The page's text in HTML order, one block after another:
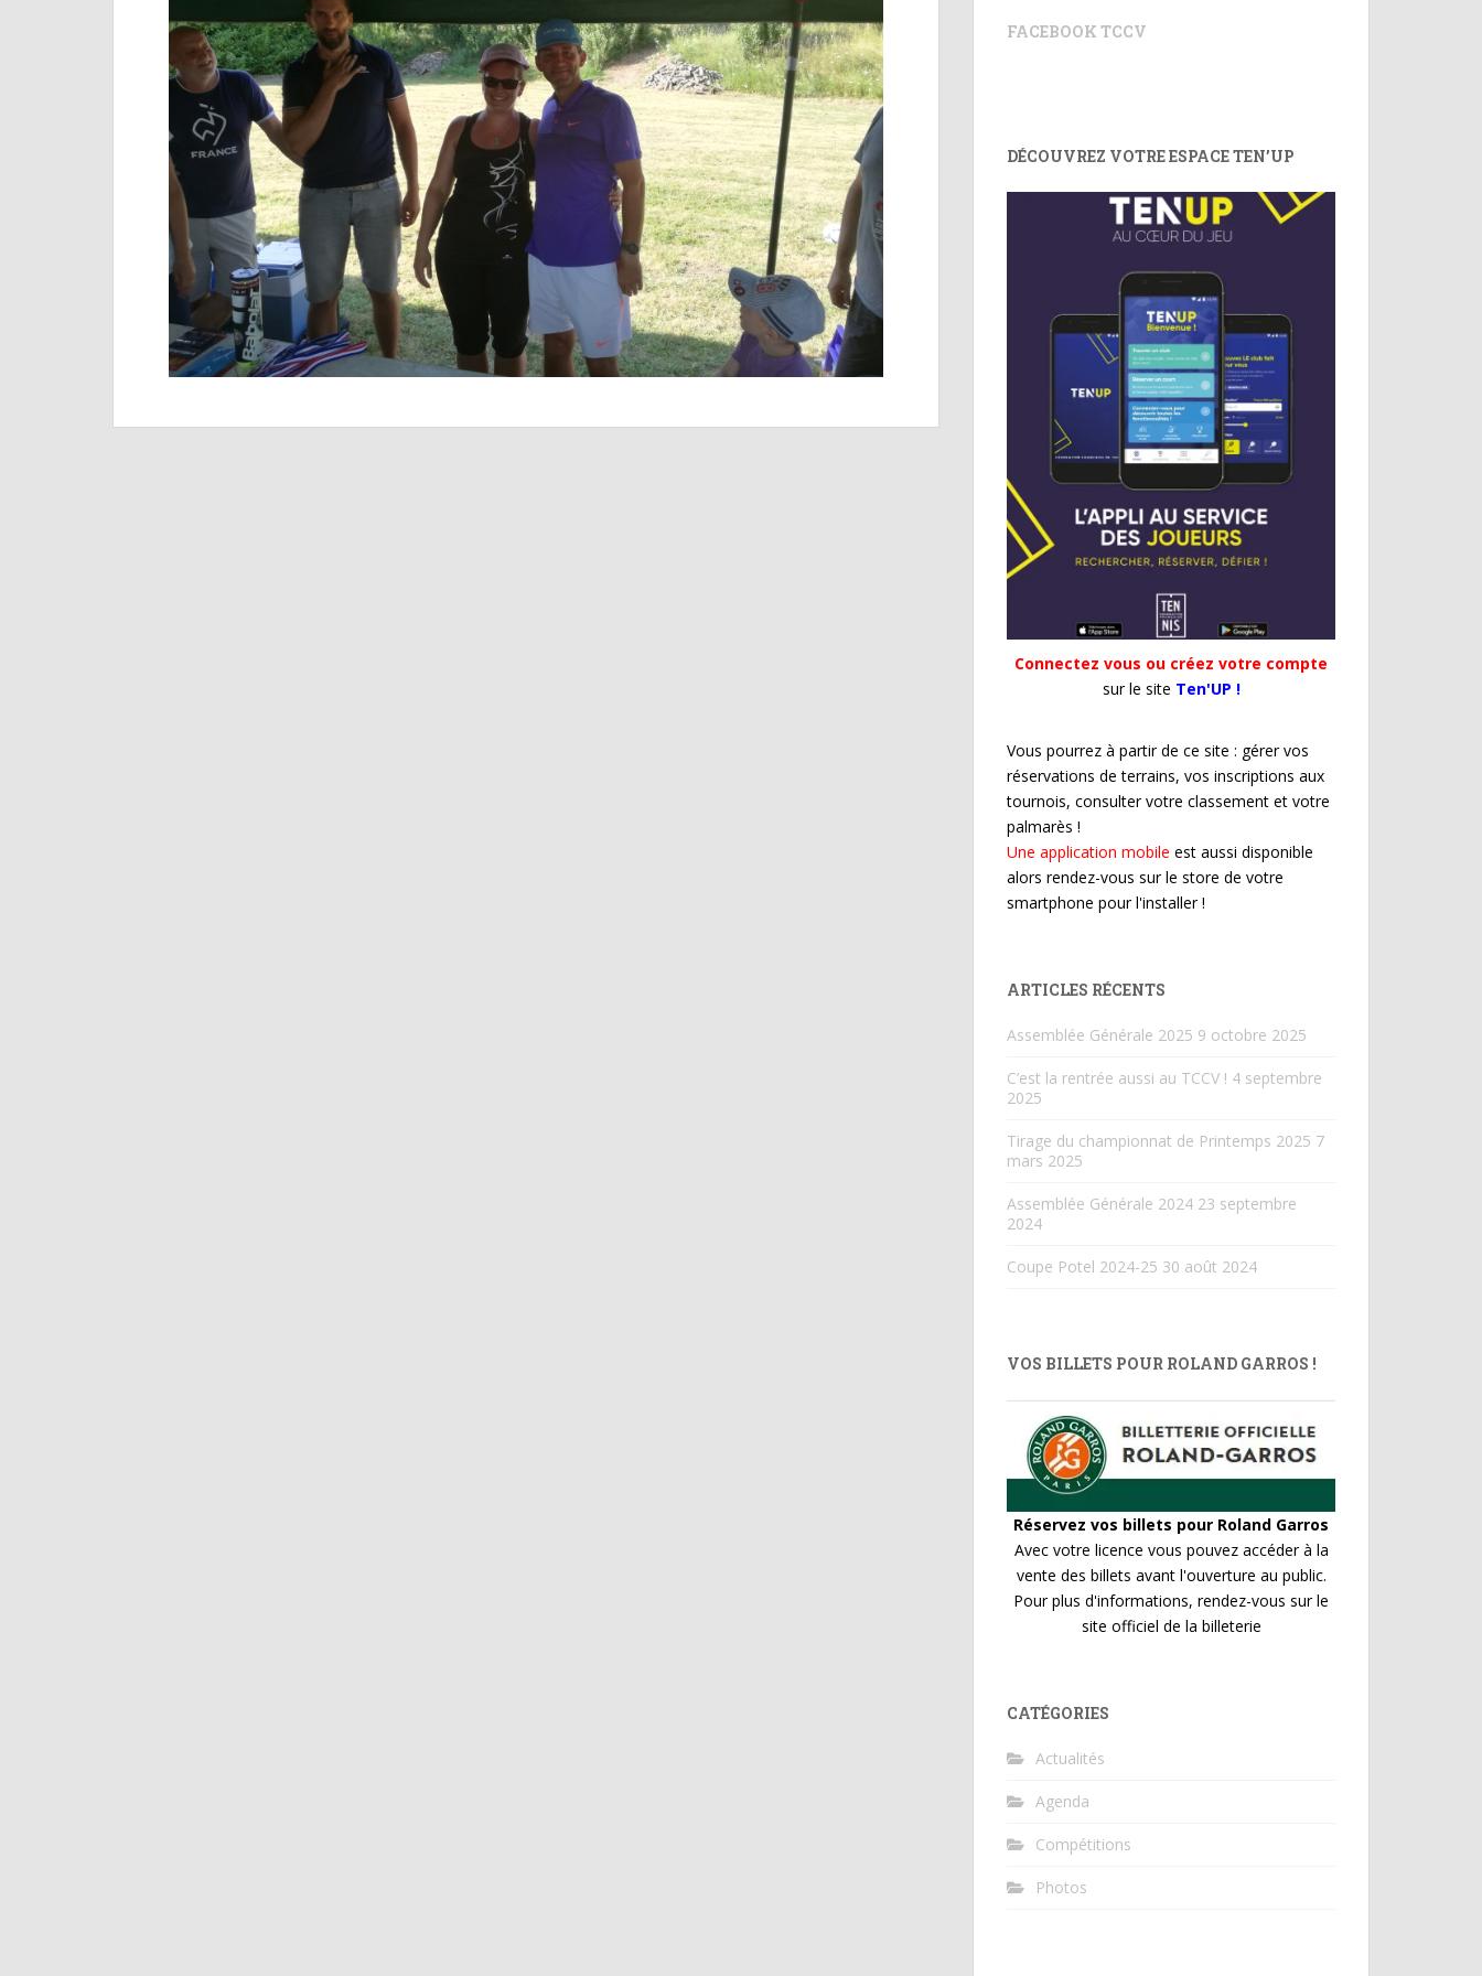
FACEBOOK TCCV
DÉCOUVREZ VOTRE ESPACE TEN’UP
Connectez vous ou créez votre compte
sur le site Ten'UP !
Vous pourrez à partir de ce site : gérer vos
réservations de terrains, vos inscriptions aux
tournois, consulter votre classement et votre
palmarès !
Une application mobile est aussi disponible
alors rendez-vous sur le store de votre
smartphone pour l'installer !
ARTICLES RÉCENTS
Assemblée Générale 2025 9 octobre 2025
C’est la rentrée aussi au TCCV ! 4 septembre
2025
Tirage du championnat de Printemps 2025 7
mars 2025
Assemblée Générale 2024 23 septembre
2024
Coupe Potel 2024-25 30 août 2024
VOS BILLETS POUR ROLAND GARROS !
Réservez vos billets pour Roland Garros
Avec votre licence vous pouvez accéder à la
vente des billets avant l'ouverture au public.
Pour plus d'informations, rendez-vous sur le
site officiel de la billeterie
CATÉGORIES
Actualités
Agenda
Compétitions
Photos